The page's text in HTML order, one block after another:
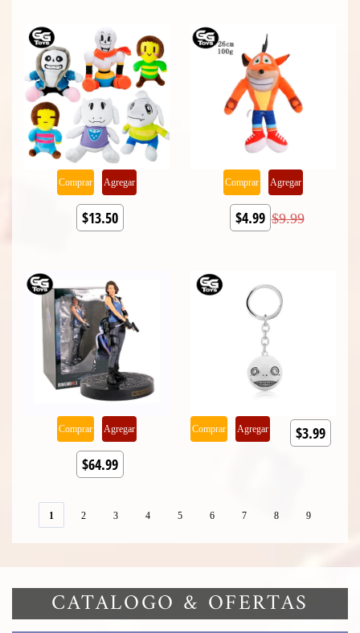
Comprar Agregar
$13.50
Comprar Agregar
$4.99 $9.99
Comprar Agregar
$64.99
Comprar Agregar $3.99
1 2 3 4 5 6 7 8 9
CATALOGO & OFERTAS